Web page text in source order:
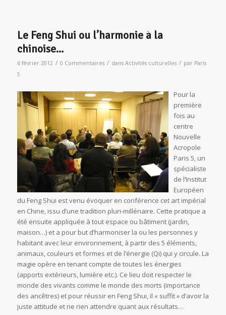
Le Feng Shui ou l’harmonie à la
chinoise…
6 février 2012 / 0 Commentaires / dans Activités culturelles / par Paris
5
Pour la
première
fois au
centre
Nouvelle
Acropole
Paris 5, un
spécialiste
de l’Institut
Européen
du Feng Shui est venu évoquer en conférence cet art impérial
en Chine, issu d’une tradition pluri-millénaire. Cette pratique a
été ensuite appliquée à tout espace ou bâtiment (jardin,
maison…) et a pour but d’harmoniser la ou les personnes y
habitant avec leur environnement, à partir des 5 éléments,
animaux, couleurs et formes et de l’énergie (Qi) qui y circule. La
magie opère en tenant compte de toutes les énergies
(apports extérieurs, lumière etc.). Ce lieu doit respecter le
monde des vivants comme le monde des morts (importance
des ancêtres) et pour réussir en Feng Shui, il « suffit » d’avoir la
juste attitude et ne rien attendre quant aux résultats…